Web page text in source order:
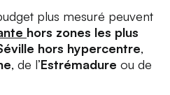
plus mesuré peuvent
hors zones les plus
hors hypercentre,
, de l’Estrémadure ou de